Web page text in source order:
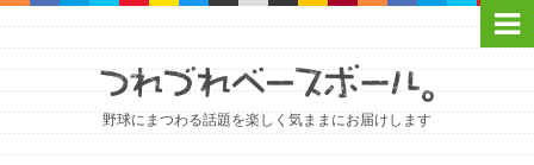
野球にまつわる話題を楽しく気ままにお届けします